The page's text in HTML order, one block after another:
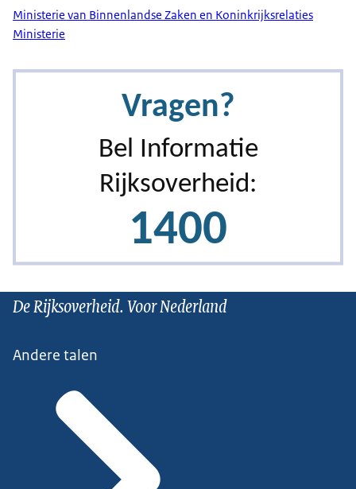
Ministerie van Binnenlandse Zaken en Koninkrijksrelaties
Ministerie
De Rijksoverheid. Voor Nederland
Andere talen